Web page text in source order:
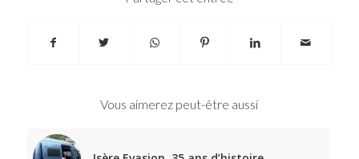
Vous aimerez peut-être aussi